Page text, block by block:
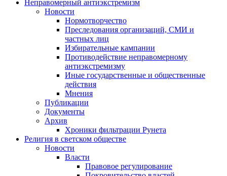
Неправомерный антиэкстремизм
Новости
Нормотворчество
Преследования организаций, СМИ и
частных лиц
Избирательные кампании
Противодействие неправомерному
антиэкстремизму
Иные государственные и общественные
действия
Мнения
Публикации
Документы
Архив
Хроники фильтрации Рунета
Религия в светском обществе
Новости
Власти
Правовое регулирование